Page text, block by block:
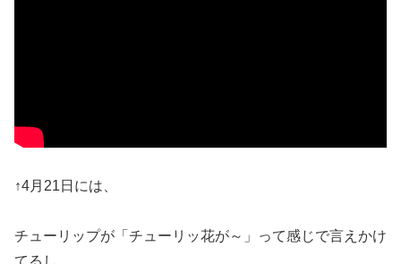
↑4月21日には、
チューリップが「チューリッ花が～」って感じで言えかけ